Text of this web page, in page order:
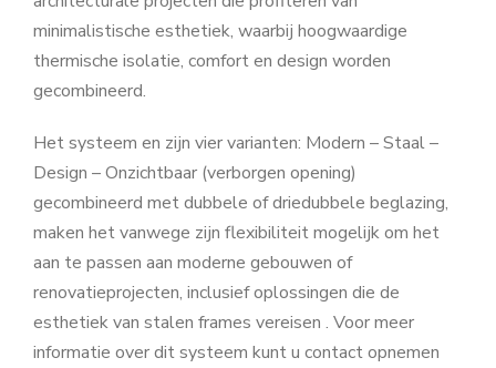
minimalistische esthetiek, waarbij hoogwaardige
thermische isolatie, comfort en design worden
gecombineerd.
Het systeem en zijn vier varianten: Modern – Staal –
Design – Onzichtbaar (verborgen opening)
gecombineerd met dubbele of driedubbele beglazing,
maken het vanwege zijn flexibiliteit mogelijk om het
aan te passen aan moderne gebouwen of
renovatieprojecten, inclusief oplossingen die de
esthetiek van stalen frames vereisen . Voor meer
informatie over dit systeem kunt u contact opnemen